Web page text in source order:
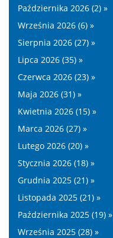
Października 2026 (2) »
Września 2026 (6) »
Sierpnia 2026 (27) »
Lipca 2026 (35) »
Czerwca 2026 (23) »
Maja 2026 (31) »
Kwietnia 2026 (15) »
Marca 2026 (27) »
Lutego 2026 (20) »
Stycznia 2026 (18) »
Grudnia 2025 (21) »
Listopada 2025 (21) »
Października 2025 (19) »
Września 2025 (28) »